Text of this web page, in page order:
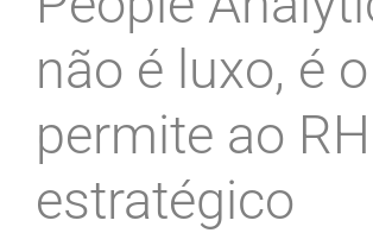
não é luxo, é
permite ao
estratégico